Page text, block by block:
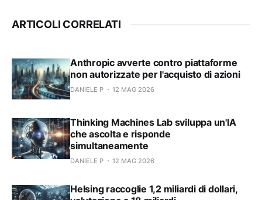
ARTICOLI CORRELATI
Anthropic avverte contro piattaforme
non autorizzate per l'acquisto di azioni
DANIELE P 12 MAG 2026
Thinking Machines Lab sviluppa un'IA
che ascolta e risponde
simultaneamente
DANIELE P 12 MAG 2026
Helsing raccoglie 1,2 miliardi di dollari,